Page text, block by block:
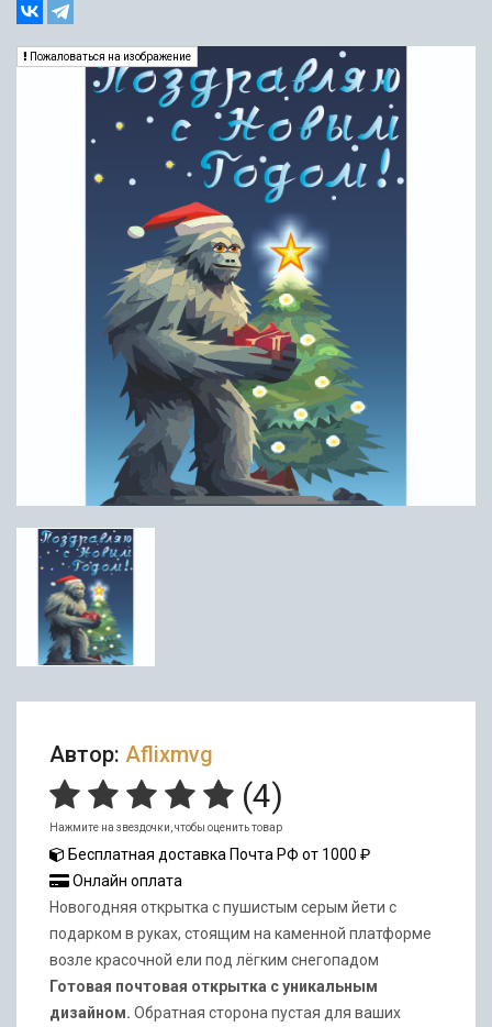
Пожаловаться на изображение
Автор: Aflixmvg
(4)
Нажмите на звездочки, чтобы оценить товар
Бесплатная доставка Почта РФ от 1000 ₽
Онлайн оплата
Новогодняя открытка с пушистым серым йети с
подарком в руках, стоящим на каменной платформе
возле красочной ели под лёгким снегопадом
Готовая почтовая открытка с уникальным
дизайном. Обратная сторона пустая для ваших